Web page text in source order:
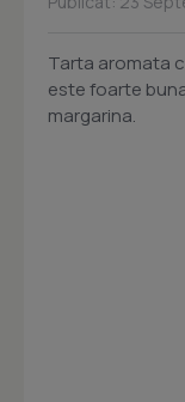
Tarta aromata
este foarte
margarina.